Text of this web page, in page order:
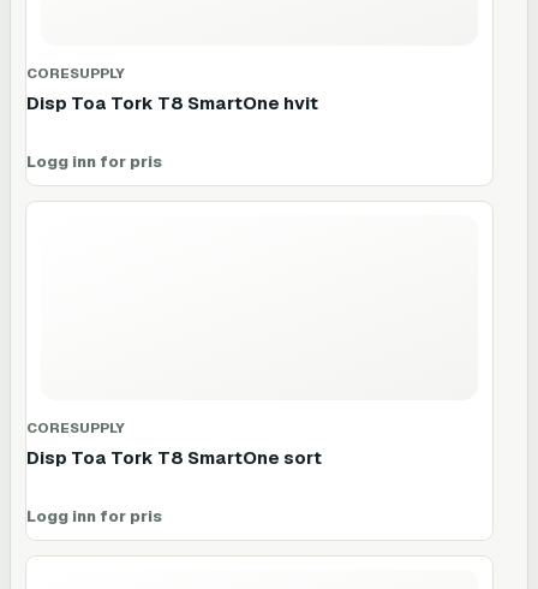
CORESUPPLY
Disp Toa Tork T8 SmartOne hvit
Logg inn for pris
CORESUPPLY
Disp Toa Tork T8 SmartOne sort
Logg inn for pris